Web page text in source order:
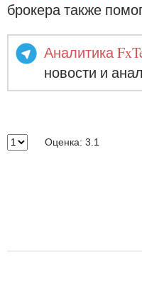
брокера также
Аналитика
новости и
Оценка: 3.1